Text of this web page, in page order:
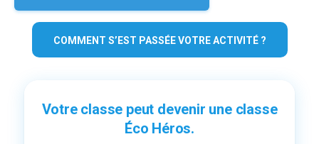
COMMENT S’EST PASSÉE VOTRE ACTIVITÉ ?
Votre classe peut devenir une classe
Éco Héros.